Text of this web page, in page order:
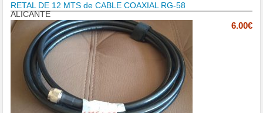
RETAL DE 12 MTS de CABLE COAXIAL RG-58
ALICANTE
6.00€